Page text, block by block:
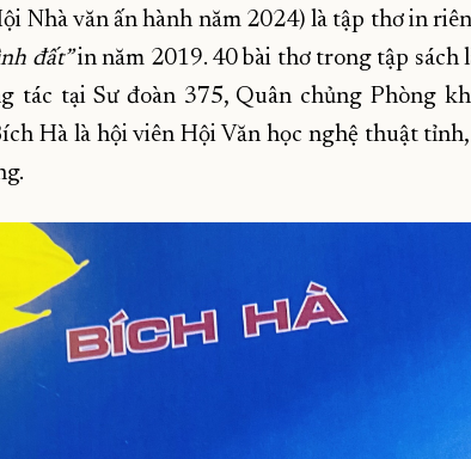
Nhà văn ấn hành năm 2024) là tập thơ in
đất”in năm 2019. 40 bài thơ trong tập sách
tác tại Sư đoàn 375, Quân chủng Phòng
Hà là hội viên Hội Văn học nghệ thuật